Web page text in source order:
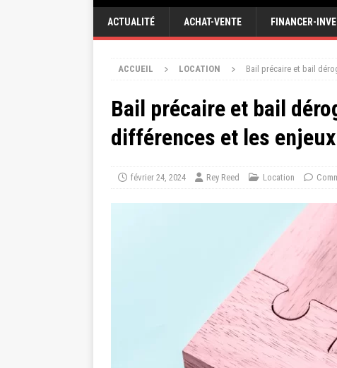
ACTUALITÉ ACHAT-VENTE FINANCER-
ACCUEIL LOCATION Bail précaire et bail
Bail précaire et bail
différences et les enjeux
février 24, 2024 Rey Reed Location